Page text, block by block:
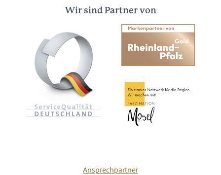
Wir sind Partner von
Ansprechpartner